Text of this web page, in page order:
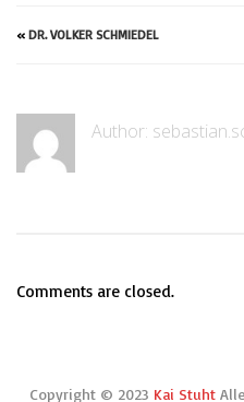
« DR. VOLKER SCHMIEDEL
Author:
Comments are closed.
Copyright © 2023 Kai Stuht